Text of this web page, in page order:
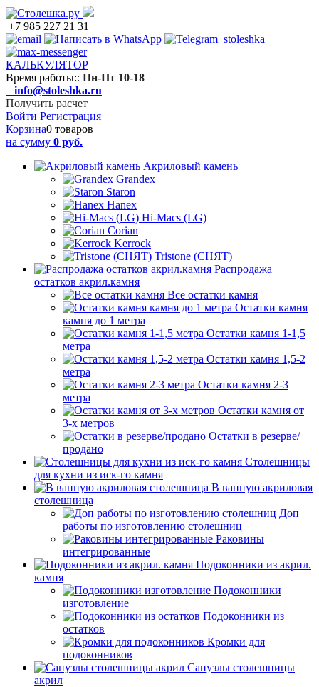
+7 985 227 21 31
КАЛЬКУЛЯТОР
Время работы:: Пн-Пт 10-18
info@stoleshka.ru
Получить расчет
Войти Регистрация
Корзина0 товаров
на сумму 0 руб.
Акриловый камень
Grandex
Staron
Hanex
Hi-Macs (LG)
Corian
Kerrock
Tristone (СНЯТ)
Распродажа
остатков акрил.камня
Все остатки камня
Остатки камня
камня до 1 метра
Остатки камня 1-1,5
метра
Остатки камня 1,5-2
метра
Остатки камня 2-3
метра
Остатки камня от
3-х метров
Остатки в резерве/
продано
Столешницы
для кухни из иск-го камня
В ванную акриловая
столешница
Доп
работы по изготовлению столешниц
Раковины
интегрированные
Подоконники из акрил.
камня
Подоконники
изготовление
Подоконники из
остатков
Кромки для
подоконников
Санузлы столешницы
акрил